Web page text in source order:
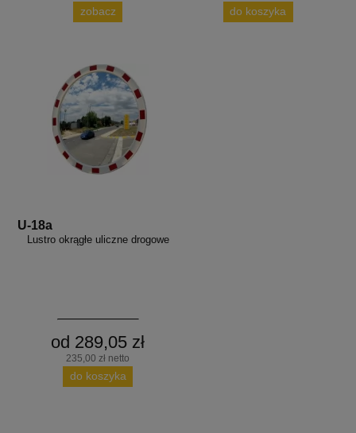
zobacz do koszyka
U-18a
Lustro okrągłe uliczne drogowe
od 289,05 zł
235,00 zł netto
do koszyka